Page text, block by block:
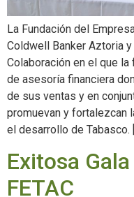
La Fundación del
Coldwell Banker Aztoria y
Colaboración en el que
de asesoría financiera
de sus ventas y en
promuevan y fortalezcan
el desarrollo de Tabasco.
Exitosa
FETAC